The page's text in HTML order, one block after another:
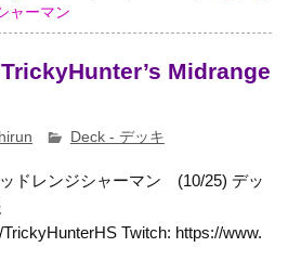
ャーマン
Midrange
Deck - デッキ
ドレンジシャーマン (10/25) デッ
Twitch: https://www.